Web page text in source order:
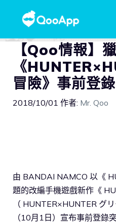
【Qoo情報】
《
冒險》事前登
2018/10/01 作者: Mr. Qoo
由 BANDAI NAMCO 以《
題的改編手機遊戲新作《
（ HUNTER×HUNTER グ
（10月1日）宣布事前登錄